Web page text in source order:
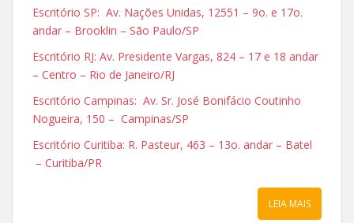
Escritório SP: Av. Nações Unidas, 12551 – 9o. e 17o.
andar – Brooklin – São Paulo/SP
Escritório RJ: Av. Presidente Vargas, 824 – 17 e 18 andar
– Centro – Rio de Janeiro/RJ
Escritório Campinas: Av. Sr. José Bonifácio Coutinho
Nogueira, 150 – Campinas/SP
Escritório Curitiba: R. Pasteur, 463 – 13o. andar – Batel
– Curitiba/PR
LEIA MAIS